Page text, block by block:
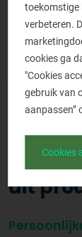
Meer
dit
toekomstige
verbeteren.
cookies ga
"Cookies
gebruik van
aanpassen”
Cookies